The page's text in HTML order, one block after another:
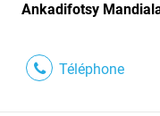
Ankadifotsy
Téléphone